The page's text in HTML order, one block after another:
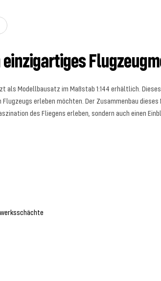
als Modellbausatz im Maßstab 1:144 erhältlich.
erleben möchten. Der Zusammenbau
des Fliegens erleben, sondern auch einen